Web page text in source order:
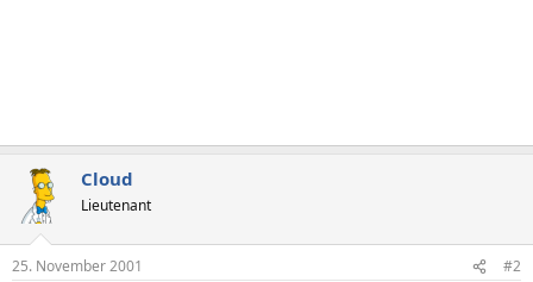
Cloud
Lieutenant
25. November 2001 #2